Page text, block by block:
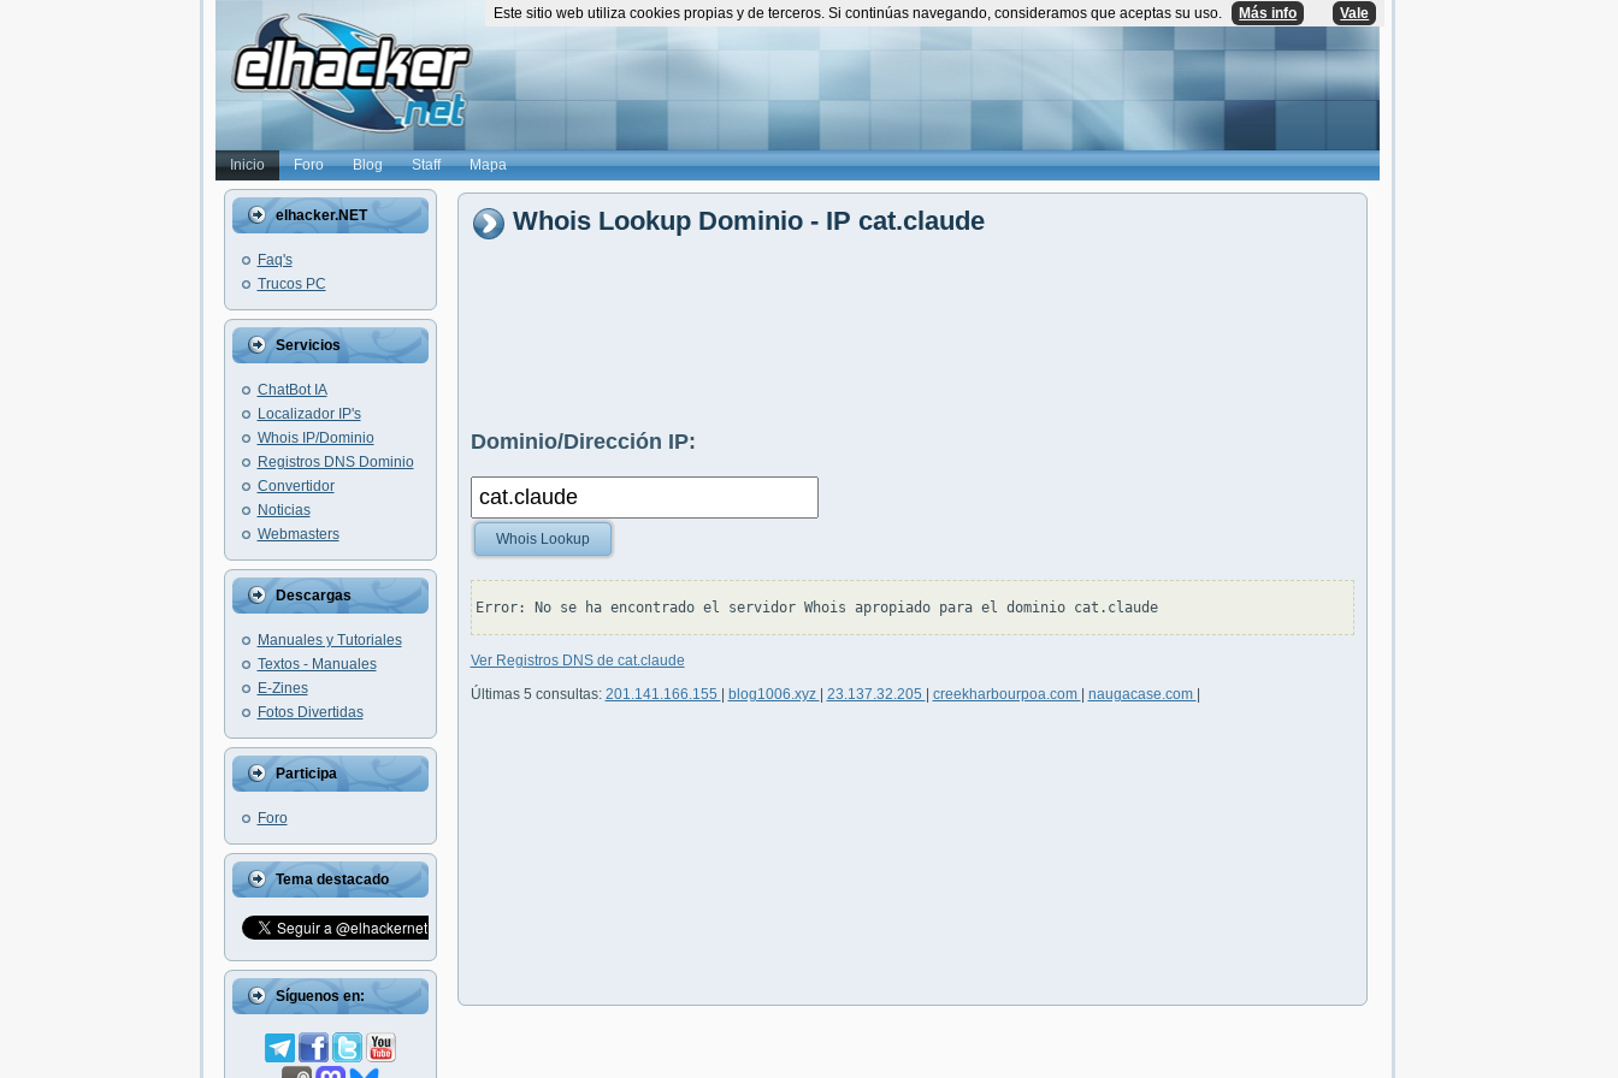
Inicio Foro Blog Staff Mapa
elhacker.NET
Faq's
Trucos PC
Servicios
ChatBot IA
Localizador IP's
Whois IP/Dominio
Registros DNS Dominio
Convertidor
Noticias
Webmasters
Descargas
Manuales y Tutoriales
Textos - Manuales
E-Zines
Fotos Divertidas
Participa
Foro
Tema destacado
Síguenos en:
Whois Lookup Dominio - IP cat.claude
Dominio/Dirección IP:
Whois Lookup
Error: No se ha encontrado el servidor Whois apropiado para el dominio cat.claude
Ver Registros DNS de cat.claude
Últimas 5 consultas: 201.141.166.155 blog1006.xyz 23.137.32.205 creekharbourpoa.com naugacase.com
Este sitio web utiliza cookies propias y de terceros. Si continúas navegando, consideramos que aceptas su uso. Más info Vale